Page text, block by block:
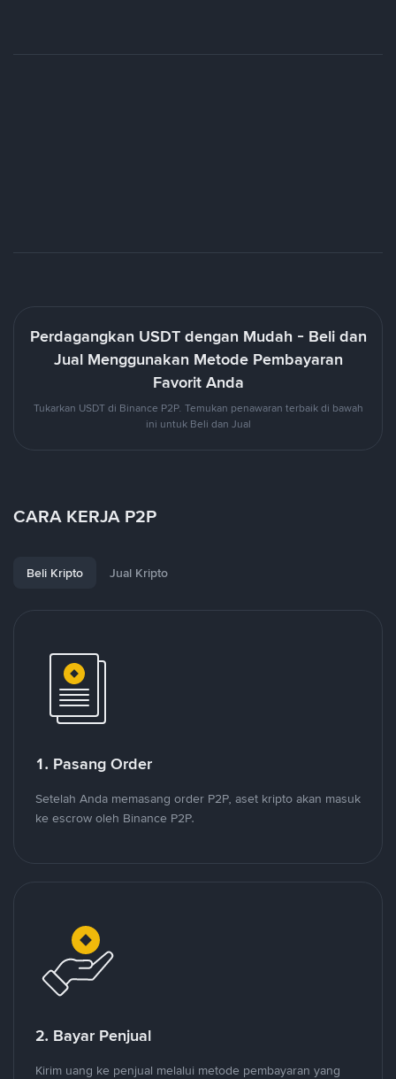
Perdagangkan USDT dengan Mudah - Beli dan
Jual Menggunakan Metode Pembayaran
Favorit Anda
Tukarkan USDT di Binance P2P. Temukan penawaran terbaik di bawah
ini untuk Beli dan Jual
CARA KERJA P2P
Beli Kripto Jual Kripto
1. Pasang Order
Setelah Anda memasang order P2P, aset kripto akan masuk
ke escrow oleh Binance P2P.
2. Bayar Penjual
Kirim uang ke penjual melalui metode pembayaran yang